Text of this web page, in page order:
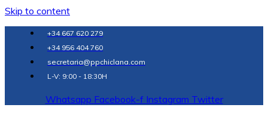
Skip to content
+34 667 620 279
+34 956 404 760
secretaria@ppchiclana.com
L-V: 9:00 - 18:30H
Whatsapp Facebook-f Instagram Twitter